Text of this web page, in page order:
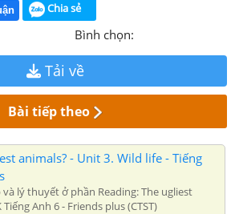
Chia sẻ
Bình chọn:
Tải về
Bài tiếp theo
animals? - Unit 3. Wild life - Tiếng
lý thuyết ở phần Reading: The ugliest
Anh 6 - Friends plus (CTST)